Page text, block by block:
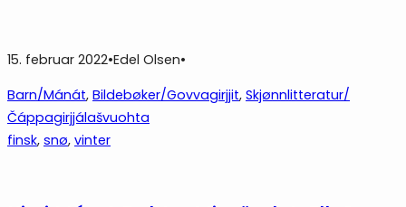
15. februar 2022•Edel Olsen•
Barn/Mánát, Bildebøker/Govvagirjjit, Skjønnlitteratur/
Čáppagirjjálašvuohta
finsk, snø, vinter